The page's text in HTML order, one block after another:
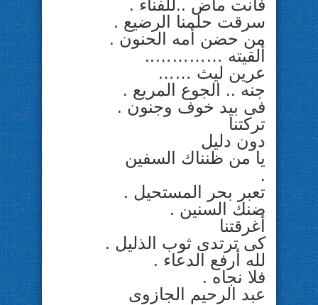
فأنت ماض ..للفناء .
سرقت حلمنا الرضيع .
من حضن أمه الحنون .
ألقيته …………..
عرين ليث ……
جنه .. الجوع المريع .
فى بيد خوف وجنون .
تركتنا
دون دليل
يا من ظنناك السفين
.
تعبر بحر المستحيل .
ضنك السنين .
أغرقتنا
كى ترتدى ثوب الذليل .
لله أرفع الدعاء .
فلا نجاه .
عبد الرحيم الجازوى